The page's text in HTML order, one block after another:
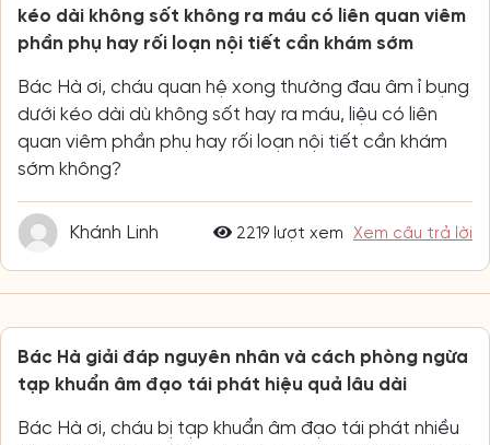
kéo dài không sốt không ra máu có liên quan viêm
phần phụ hay rối loạn nội tiết cần khám sớm
Bác Hà ơi, cháu quan hệ xong thường đau âm ỉ bụng
dưới kéo dài dù không sốt hay ra máu, liệu có liên
quan viêm phần phụ hay rối loạn nội tiết cần khám
sớm không?
Khánh Linh 2219 lượt xem Xem câu trả lời
Bác Hà giải đáp nguyên nhân và cách phòng ngừa
tạp khuẩn âm đạo tái phát hiệu quả lâu dài
Bác Hà ơi, cháu bị tạp khuẩn âm đạo tái phát nhiều